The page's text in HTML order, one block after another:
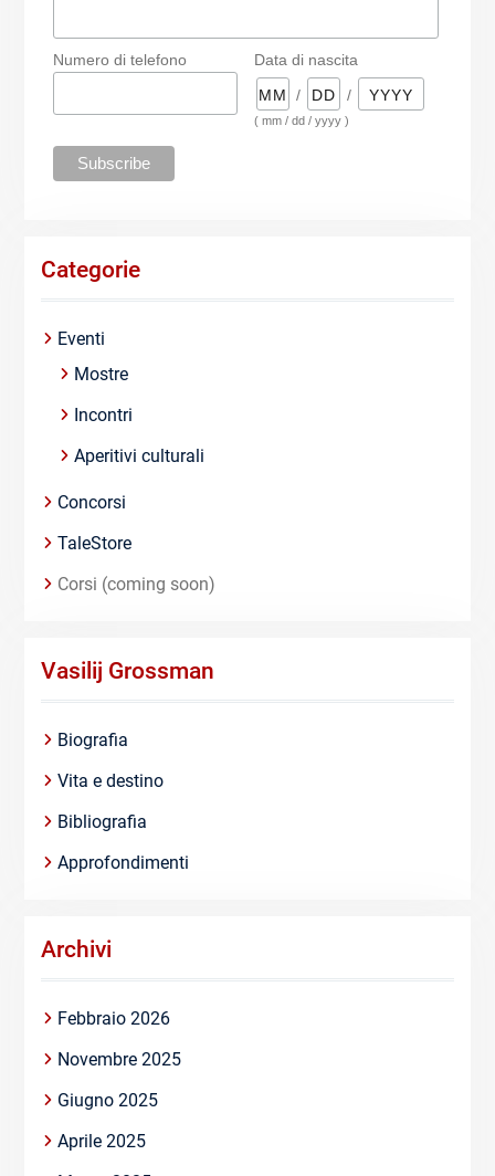
Numero di telefono
Data di nascita
/
/
( mm / dd / yyyy )
Categorie
Eventi
Mostre
Incontri
Aperitivi culturali
Concorsi
TaleStore
Corsi (coming soon)
Vasilij Grossman
Biografia
Vita e destino
Bibliografia
Approfondimenti
Archivi
Febbraio 2026
Novembre 2025
Giugno 2025
Aprile 2025